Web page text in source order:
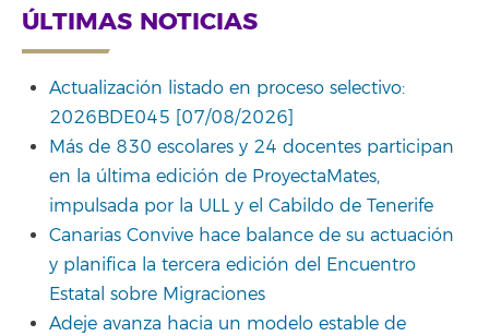
ÚLTIMAS NOTICIAS
Actualización listado en proceso selectivo:
2026BDE045 [07/08/2026]
Más de 830 escolares y 24 docentes participan
en la última edición de ProyectaMates,
impulsada por la ULL y el Cabildo de Tenerife
Canarias Convive hace balance de su actuación
y planifica la tercera edición del Encuentro
Estatal sobre Migraciones
Adeje avanza hacia un modelo estable de